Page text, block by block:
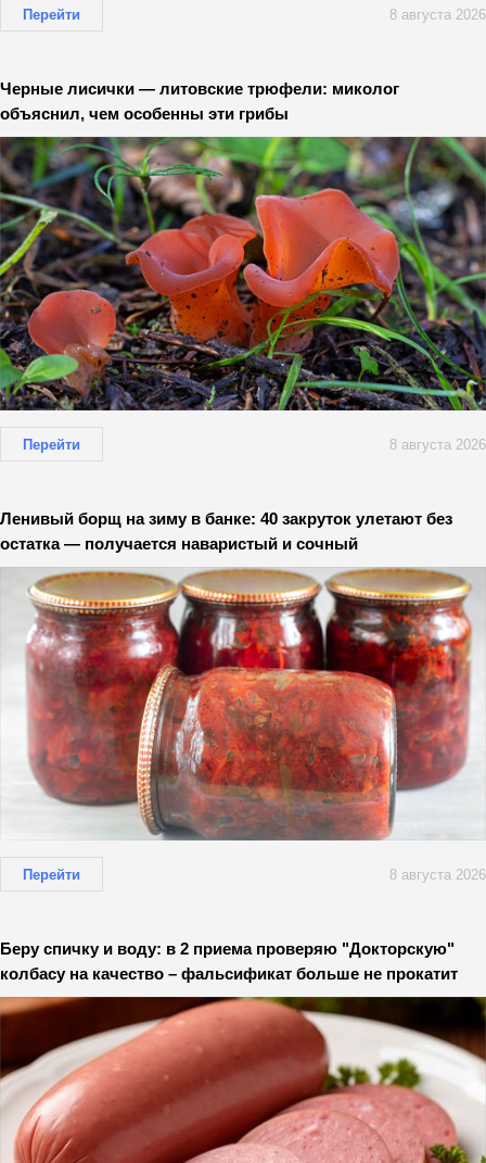
Перейти 8 августа 2026
Черные лисички — литовские трюфели: миколог
объяснил, чем особенны эти грибы
Перейти 8 августа 2026
Ленивый борщ на зиму в банке: 40 закруток улетают без
остатка — получается наваристый и сочный
Перейти 8 августа 2026
Беру спичку и воду: в 2 приема проверяю "Докторскую"
колбасу на качество – фальсификат больше не прокатит